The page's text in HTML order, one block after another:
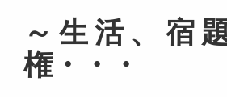
～生活、宿
権・・・